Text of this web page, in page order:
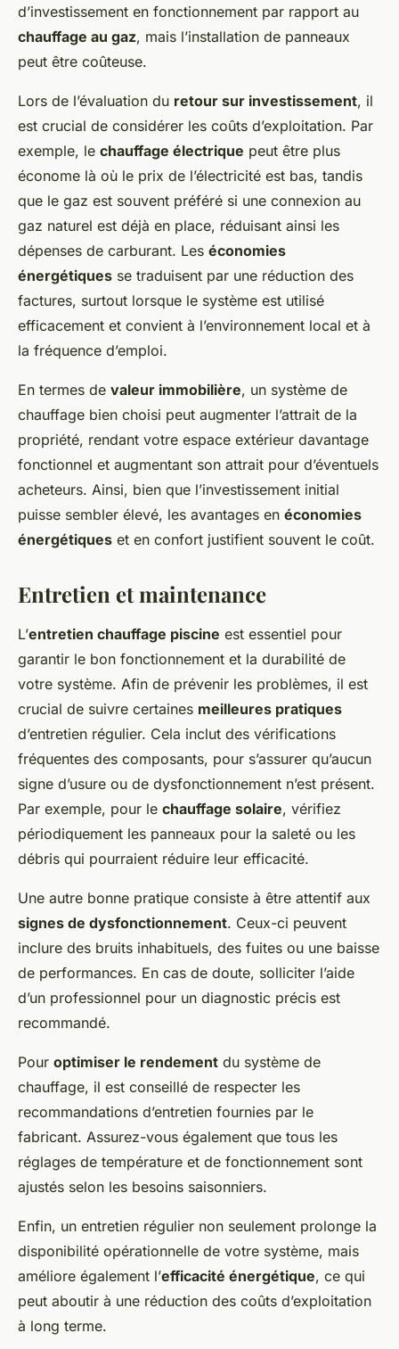
d’investissement en fonctionnement par rapport au
chauffage au gaz, mais l’installation de panneaux
peut être coûteuse.
Lors de l’évaluation du retour sur investissement, il
est crucial de considérer les coûts d’exploitation. Par
exemple, le chauffage électrique peut être plus
économe là où le prix de l’électricité est bas, tandis
que le gaz est souvent préféré si une connexion au
gaz naturel est déjà en place, réduisant ainsi les
dépenses de carburant. Les économies
énergétiques se traduisent par une réduction des
factures, surtout lorsque le système est utilisé
efficacement et convient à l’environnement local et à
la fréquence d’emploi.
En termes de valeur immobilière, un système de
chauffage bien choisi peut augmenter l’attrait de la
propriété, rendant votre espace extérieur davantage
fonctionnel et augmentant son attrait pour d’éventuels
acheteurs. Ainsi, bien que l’investissement initial
puisse sembler élevé, les avantages en économies
énergétiques et en confort justifient souvent le coût.
Entretien et maintenance
L’entretien chauffage piscine est essentiel pour
garantir le bon fonctionnement et la durabilité de
votre système. Afin de prévenir les problèmes, il est
crucial de suivre certaines meilleures pratiques
d’entretien régulier. Cela inclut des vérifications
fréquentes des composants, pour s’assurer qu’aucun
signe d’usure ou de dysfonctionnement n’est présent.
Par exemple, pour le chauffage solaire, vérifiez
périodiquement les panneaux pour la saleté ou les
débris qui pourraient réduire leur efficacité.
Une autre bonne pratique consiste à être attentif aux
signes de dysfonctionnement. Ceux-ci peuvent
inclure des bruits inhabituels, des fuites ou une baisse
de performances. En cas de doute, solliciter l’aide
d’un professionnel pour un diagnostic précis est
recommandé.
Pour optimiser le rendement du système de
chauffage, il est conseillé de respecter les
recommandations d’entretien fournies par le
fabricant. Assurez-vous également que tous les
réglages de température et de fonctionnement sont
ajustés selon les besoins saisonniers.
Enfin, un entretien régulier non seulement prolonge la
disponibilité opérationnelle de votre système, mais
améliore également l’efficacité énergétique, ce qui
peut aboutir à une réduction des coûts d’exploitation
à long terme.